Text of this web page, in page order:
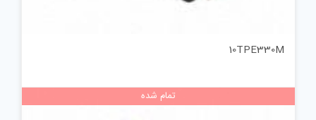
10TPE330M
تمام شده